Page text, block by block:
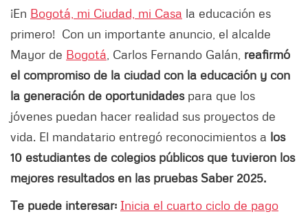
¡En Bogotá, mi Ciudad, mi Casa la educación es
primero! Con un importante anuncio, el alcalde
Mayor de Bogotá , Carlos Fernando Galán, reafirmó
el compromiso de la ciudad con la educación y con
la generación de oportunidadespara que los
jóvenes puedan hacer realidad sus proyectos de
vida. El mandatario entregó reconocimientos a los
10 estudiantes de colegios públicos que tuvieron los
mejores resultados en las pruebas Saber 2025.
Te puede interesar: Inicia el cuarto ciclo de pago